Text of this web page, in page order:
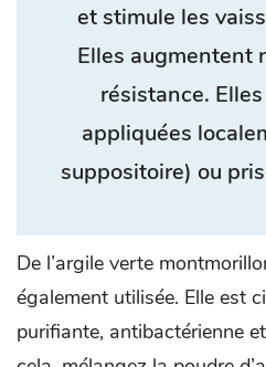
et stimule les
Elles augmentent
résistance.
appliquées
suppositoire) ou
De l’argile verte
également utilisée. Elle est
purifiante, antibactérienne